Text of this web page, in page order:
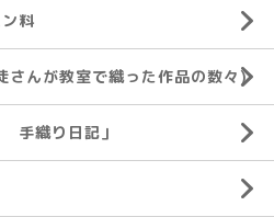
料
んが教室で織った作品の数々)
手織り日記」